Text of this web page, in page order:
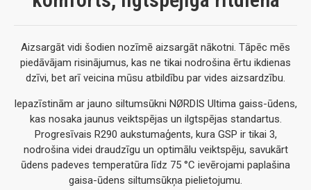
Aizsargāt vidi šodien nozīmē aizsargāt nākotni. Tāpēc mēs
piedāvājam risinājumus, kas ne tikai nodrošina ērtu ikdienas
dzīvi, bet arī veicina mūsu atbildību par vides aizsardzību.
Iepazīstinām ar jauno siltumsūkni NØRDIS Ultima gaiss-ūdens,
kas nosaka jaunus veiktspējas un ilgtspējas standartus.
Progresīvais R290 aukstumaģents, kura GSP ir tikai 3,
nodrošina videi draudzīgu un optimālu veiktspēju, savukārt
ūdens padeves temperatūra līdz 75 °C ievērojami paplašina
gaisa-ūdens siltumsūkņa pielietojumu.